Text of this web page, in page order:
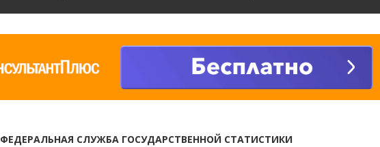
ФЕДЕРАЛЬНАЯ СЛУЖБА ГОСУДАРСТВЕННОЙ СТАТИСТИКИ